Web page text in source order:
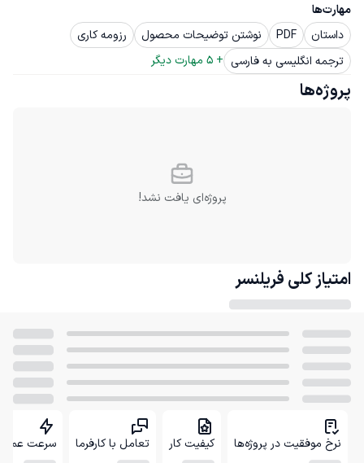
مهارت‌ها
داستان
PDF نوشتن توضیحات محصول
رزومه کاری
ترجمه انگلیسی به فارسی +
5 مهارت دیگر
پروژه‌ها
پروژه‌ای یافت نشد!
امتیاز کلی فریلنسر
نرخ موفقیت در پروژه‌ها کیفیت کار تعامل با کارفرما سرعت عمل